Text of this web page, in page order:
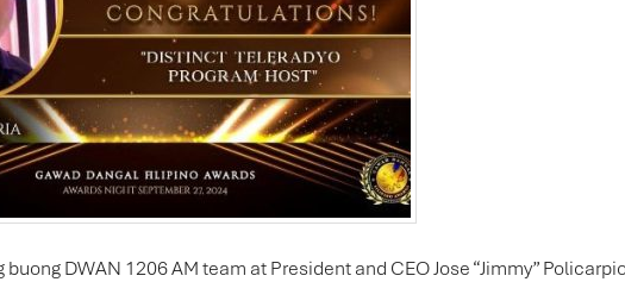
DWAN 1206 AM team at President and CEO Jose “Jimmy”